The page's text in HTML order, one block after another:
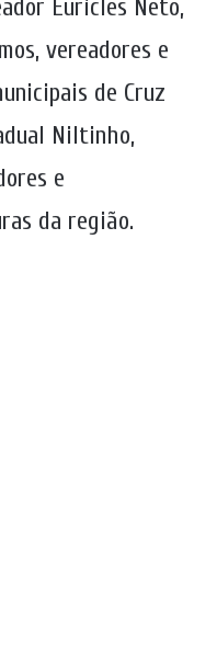
Eurícles Neto,
vereadores e
de Cruz
Niltinho,
e
da região.